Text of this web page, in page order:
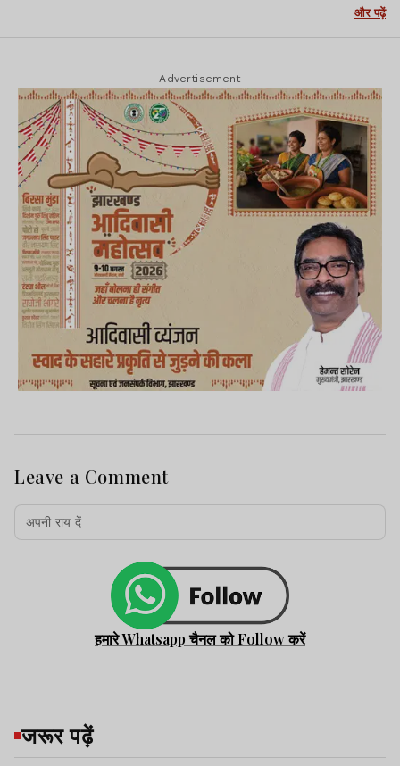
और पढ़ें
Advertisement
Leave a Comment
हमारे Whatsapp चैनल को Follow करें
जरूर पढ़ें